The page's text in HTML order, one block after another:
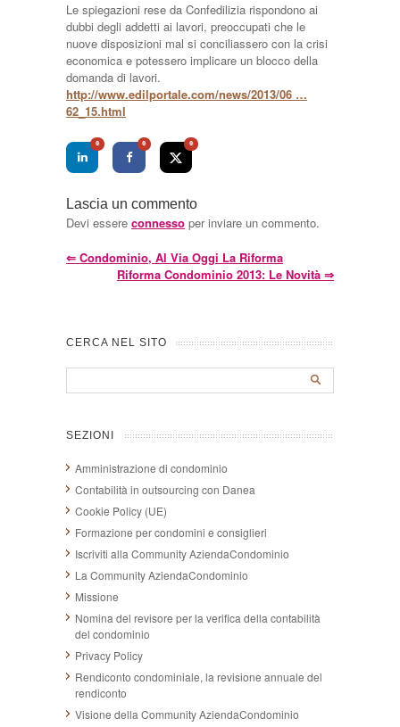
Le spiegazioni rese da Confedilizia rispondono ai
dubbi degli addetti ai lavori, preoccupati che le
nuove disposizioni mal si conciliassero con la crisi
economica e potessero implicare un blocco della
domanda di lavori.
http://www.edilportale.com/news/2013/06 …
62_15.html
0 0 0
Lascia un commento
Devi essere connesso per inviare un commento.
⇐ Condominio, Al Via Oggi La Riforma
Riforma Condominio 2013: Le Novità ⇒
CERCA NEL SITO
SEZIONI
Amministrazione di condominio
Contabilità in outsourcing con Danea
Cookie Policy (UE)
Formazione per condomini e consiglieri
Iscriviti alla Community AziendaCondominio
La Community AziendaCondominio
Missione
Nomina del revisore per la verifica della contabilità
del condominio
Privacy Policy
Rendiconto condominiale, la revisione annuale del
rendiconto
Visione della Community AziendaCondominio